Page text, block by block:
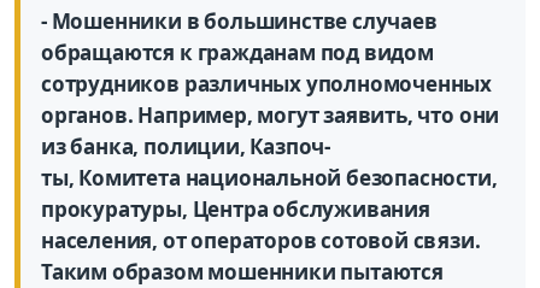
- Мошенники в большинстве случаев
обращаются к гражданам под видом
сотрудников различных уполномоченных
органов. Например, могут заявить, что они
из банка, полиции, Казпоч-
ты, Комитета национальной безопасности,
прокуратуры, Центра обслуживания
населения, от операторов сотовой связи.
Таким образом мошенники пытаются